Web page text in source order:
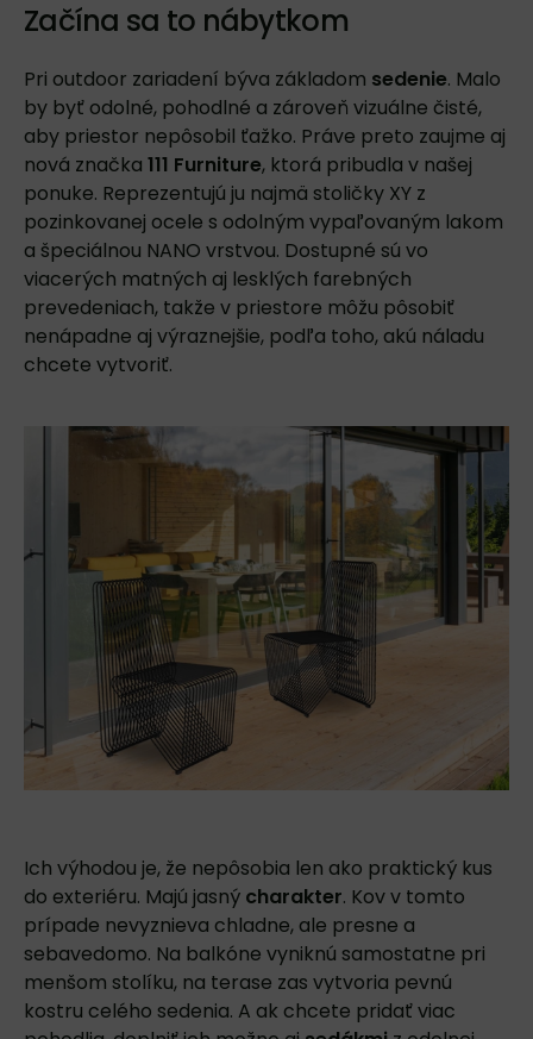
Začína sa to nábytkom
Pri outdoor zariadení býva základom sedenie. Malo
by byť odolné, pohodlné a zároveň vizuálne čisté,
aby priestor nepôsobil ťažko. Práve preto zaujme aj
nová značka 111 Furniture, ktorá pribudla v našej
ponuke. Reprezentujú ju najmä stoličky XY z
pozinkovanej ocele s odolným vypaľovaným lakom
a špeciálnou NANO vrstvou. Dostupné sú vo
viacerých matných aj lesklých farebných
prevedeniach, takže v priestore môžu pôsobiť
nenápadne aj výraznejšie, podľa toho, akú náladu
chcete vytvoriť.
Ich výhodou je, že nepôsobia len ako praktický kus
do exteriéru. Majú jasný charakter. Kov v tomto
prípade nevyznieva chladne, ale presne a
sebavedomo. Na balkóne vyniknú samostatne pri
menšom stolíku, na terase zas vytvoria pevnú
kostru celého sedenia. A ak chcete pridať viac